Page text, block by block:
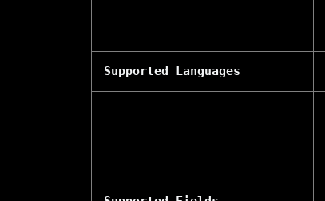
Supported Languages